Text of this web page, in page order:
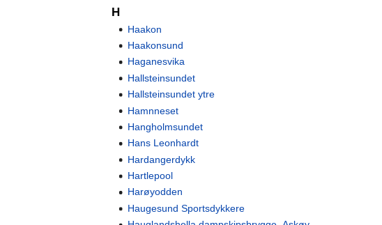
H
Haakon
Haakonsund
Haganesvika
Hallsteinsundet
Hallsteinsundet ytre
Hamnneset
Hangholmsundet
Hans Leonhardt
Hardangerdykk
Hartlepool
Harøyodden
Haugesund Sportsdykkere